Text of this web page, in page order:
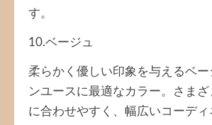
す。
10.ベージュ
柔らかく優しい印象を与えるベー
ンユースに最適なカラー。さまざ
に合わせやすく、幅広いコーディ